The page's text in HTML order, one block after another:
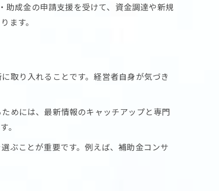
助成金の申請支援を受けて、資金調達や新規
ます。
取り入れることです。経営者自身が気づき
めには、最新情報のキャッチアップと専門
。
ぶことが重要です。例えば、補助金コンサ